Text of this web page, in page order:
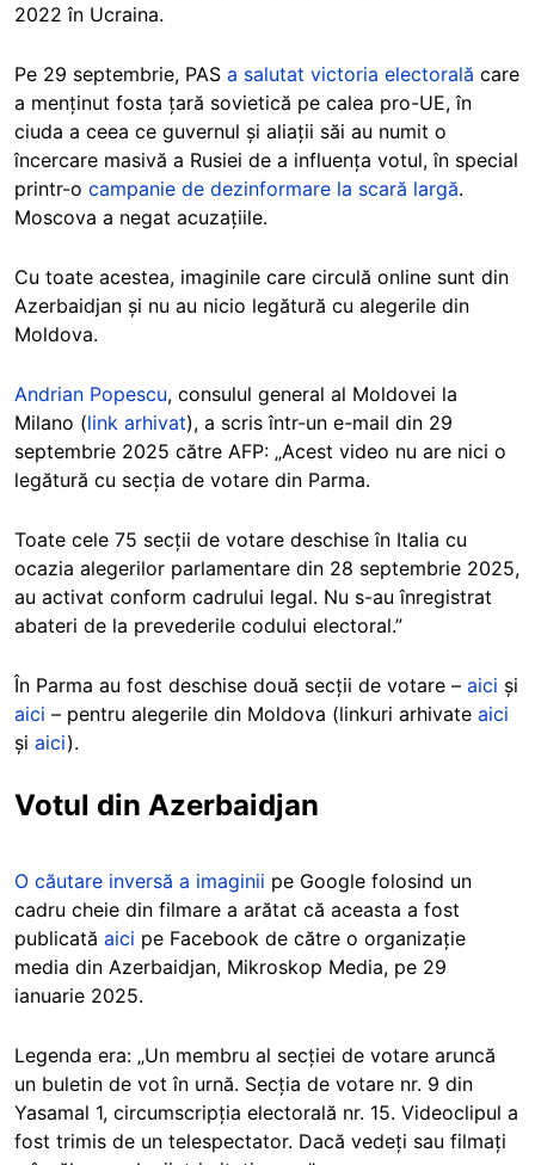
2022 în Ucraina.
Pe 29 septembrie, PAS a salutat victoria electorală care
a menținut fosta țară sovietică pe calea pro-UE, în
ciuda a ceea ce guvernul și aliații săi au numit o
încercare masivă a Rusiei de a influența votul, în special
printr-o campanie de dezinformare la scară largă.
Moscova a negat acuzațiile.
Cu toate acestea, imaginile care circulă online sunt din
Azerbaidjan și nu au nicio legătură cu alegerile din
Moldova.
Andrian Popescu, consulul general al Moldovei la
Milano (link arhivat), a scris într-un e-mail din 29
septembrie 2025 către AFP: „Acest video nu are nici o
legătură cu secția de votare din Parma.
Toate cele 75 secții de votare deschise în Italia cu
ocazia alegerilor parlamentare din 28 septembrie 2025,
au activat conform cadrului legal. Nu s-au înregistrat
abateri de la prevederile codului electoral.”
În Parma au fost deschise două secții de votare – aici și
aici – pentru alegerile din Moldova (linkuri arhivate aici
și aici).
Votul din Azerbaidjan
O căutare inversă a imaginii pe Google folosind un
cadru cheie din filmare a arătat că aceasta a fost
publicată aici pe Facebook de către o organizație
media din Azerbaidjan, Mikroskop Media, pe 29
ianuarie 2025.
Legenda era: „Un membru al secției de votare aruncă
un buletin de vot în urnă. Secția de votare nr. 9 din
Yasamal 1, circumscripția electorală nr. 15. Videoclipul a
fost trimis de un telespectator. Dacă vedeți sau filmați